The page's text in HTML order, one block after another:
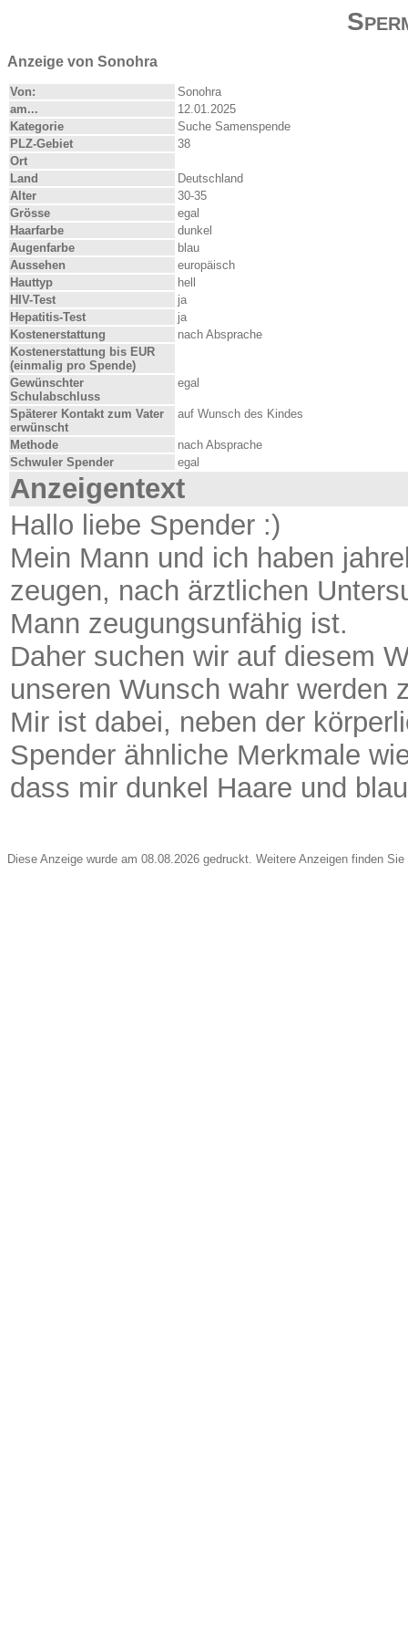
Anzeige von Sonohra
Von:
Sonohra
am...
12.01.2025
Kategorie
Suche Samenspende
PLZ-Gebiet
38
Ort
Land
Deutschland
Alter
30-35
Grösse
egal
Haarfarbe
dunkel
Augenfarbe
blau
Aussehen
europäisch
Hauttyp
hell
HIV-Test
ja
Hepatitis-Test
ja
Kostenerstattung
nach Absprache
Kostenerstattung bis EUR
(einmalig pro Spende)
Gewünschter
Schulabschluss
egal
Späterer Kontakt zum Vater
erwünscht
auf Wunsch des Kindes
Methode
nach Absprache
Schwuler Spender
egal
Anzeigentext
Hallo liebe Spender :)
Mein Mann und ich haben
zeugen, nach ärztlichen
Mann zeugungsunfähig ist.
Daher suchen wir auf diesem
unseren Wunsch wahr werden
Mir ist dabei, neben der
Spender ähnliche Merkmale
dass mir dunkel Haare und
Diese Anzeige wurde am 08.08.2026 gedruckt. Weitere Anzeigen finden